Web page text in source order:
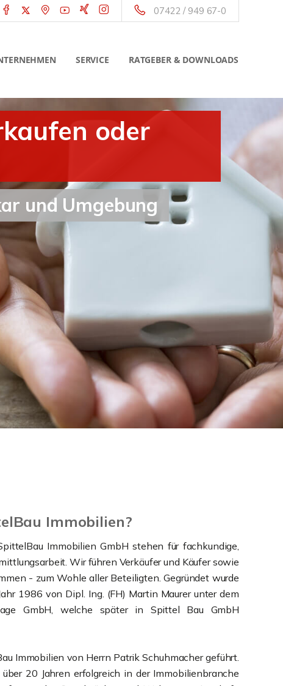
07422 / 949 67-0
SERVICE RATGEBER & DOWNLOADS
oder
und Umgebung
Immobilien?
Immobilien GmbH stehen für fachkundige,
Wir führen Verkäufer und Käufer sowie
- zum Wohle aller Beteiligten. Gegründet wurde
1986 von Dipl. Ing. (FH) Martin Maurer unter dem
GmbH, welche später in Spittel Bau GmbH
Immobilien von Herrn Patrik Schuhmacher geführt.
20 Jahren erfolgreich in der Immobilienbranche